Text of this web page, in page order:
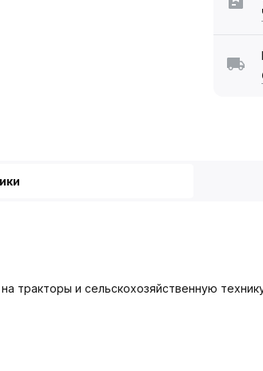
тракторы и сельскохозяйственную